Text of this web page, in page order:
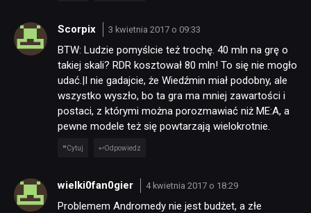
Scorpix 3 kwietnia 2017 o 09:33
BTW: Ludzie pomyślcie też trochę. 40 mln na grę o
takiej skali? RDR kosztował 80 mln! To się nie mogło
udać.|I nie gadajcie, że Wiedźmin miał podobny, ale
wszystko wyszło, bo ta gra ma mniej zawartości i
postaci, z którymi można porozmawiać niż ME:A, a
pewne modele też się powtarzają wielokrotnie.
Cytuj Odpowiedz
wielki0fan0gier 4 kwietnia 2017 o 18:29
Problemem Andromedy nie jest budżet, a złe